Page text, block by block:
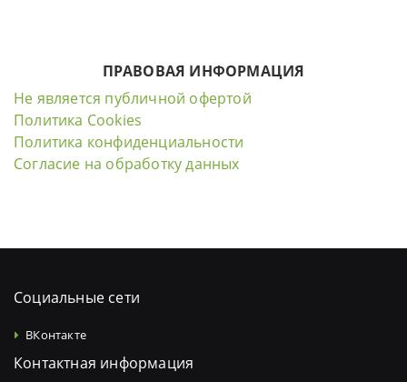
ПРАВОВАЯ ИНФОРМАЦИЯ
Не является публичной офертой
Политика Cookies
Политика конфиденциальности
Согласие на обработку данных
Социальные сети
ВКонтакте
Контактная информация